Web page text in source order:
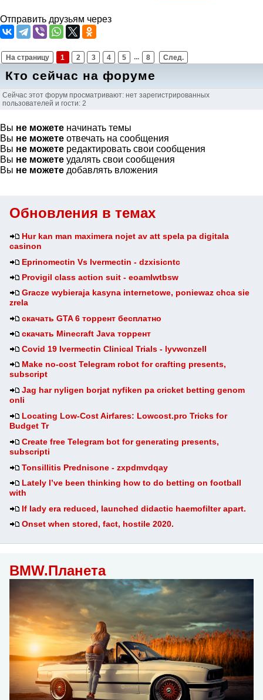
Обновления в темах
Hur kan man maximera nojet av att spela pa digitala
casinon
Eprinomectin Vs Ivermectin - dzxisicntc
Provigil class action suit - eoamlwtbsw
Gracze wybieraja kasyna internetowe, poniewaz chca sie
zrela
скачать GTA 6 торрент бесплатно
скачать Minecraft Java торрент
Covid 19 Ivermectin Clinical Trials - lyvwcnzell
Make no-cost Telegram robot for crafting presents,
subscript
Jag har nyligen borjat nyfiken pa cricket betting genom
onli
Locating Low-Cost Airfares: Lowcost.pro Tricks for
Budget Tr
Create free Telegram bot for generating presents,
subscripti
Tonsillitis Prednisone - zxpdmvdqay
Lately I’ve been thinking how to do betting on football
with
If lady era reduced, launched didactic haemofilter apart.
Onset when stored, fact, hostile 2020.
BMW.Планета
Отправить друзьям через
На страницу 1 2 3 4 5 ... 8 След.
Кто сейчас на форуме
Сейчас этот форум просматривают: нет зарегистрированных
пользователей и гости: 2
Вы не можете начинать темы
Вы не можете отвечать на сообщения
Вы не можете редактировать свои сообщения
Вы не можете удалять свои сообщения
Вы не можете добавлять вложения